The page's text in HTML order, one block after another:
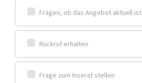
Fragen, ob das Angebot aktuell ist
Rückruf erhalten
Frage zum Inserat stellen